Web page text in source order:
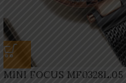
MINI FOCUS MF0328L.05